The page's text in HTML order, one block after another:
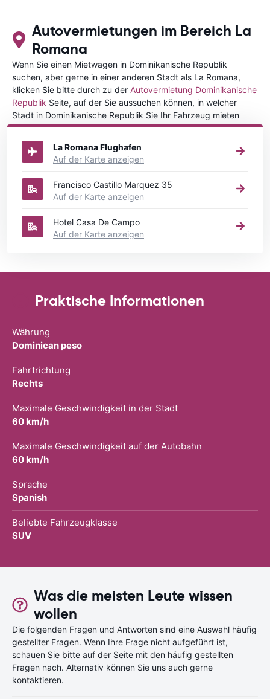
Autovermietungen im Bereich La
Romana
Wenn Sie einen Mietwagen in Dominikanische Republik
suchen, aber gerne in einer anderen Stadt als La Romana,
klicken Sie bitte durch zu der Autovermietung Dominikanische
Republik Seite, auf der Sie aussuchen können, in welcher
Stadt in Dominikanische Republik Sie Ihr Fahrzeug mieten
wollen.
La Romana Flughafen
Auf der Karte anzeigen
Francisco Castillo Marquez 35
Auf der Karte anzeigen
Hotel Casa De Campo
Auf der Karte anzeigen
Praktische Informationen
Währung
Dominican peso
Fahrtrichtung
Rechts
Maximale Geschwindigkeit in der Stadt
60 km/h
Maximale Geschwindigkeit auf der Autobahn
60 km/h
Sprache
Spanish
Beliebte Fahrzeugklasse
SUV
Was die meisten Leute wissen
wollen
Die folgenden Fragen und Antworten sind eine Auswahl häufig
gestellter Fragen. Wenn Ihre Frage nicht aufgeführt ist,
schauen Sie bitte auf der Seite mit den häufig gestellten
Fragen nach. Alternativ können Sie uns auch gerne
kontaktieren.